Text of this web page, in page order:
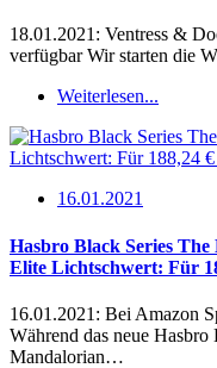
18.01.2021: Ventress &
verfügbar Wir starten die
Weiterlesen...
16.01.2021
Hasbro Black Series
Elite Lichtschwert: Für
16.01.2021: Bei Amazon
Während das neue
Mandalorian…